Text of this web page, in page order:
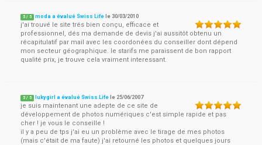
5 / 5 moda a évalué Swiss Life le30/03/2010
j'ai trouvé le site trés bien conçu, efficace et
professionnel, dés ma demande de devis j'ai aussitôt obtenu un
récapitulatif par mail avec les coordonées du conseiller dont dépend
mon secteur géographique. le starifs me paraissent de bon rapport
qualité prix, je trouve cela vraiment interessant.
5 / 5 lukygirl a évalué Swiss Life le 25/06/2007
je suis maintenant une adepte de ce site de
développement de photos numériques c'est simple rapide et pas
cher ! je vous le conseille !
il y a peu de tps j'ai eu un problème avec le tirage de mes photos
(mais c'était de ma faute) j'ai retourné les photos et quelques jours